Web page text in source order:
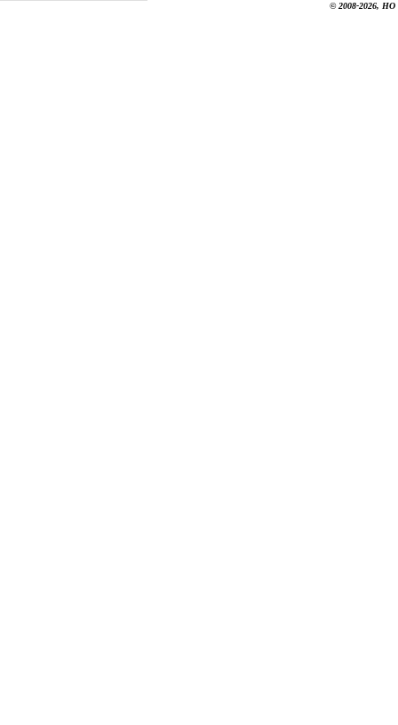
© 2008-2026,